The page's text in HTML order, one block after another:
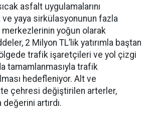
asfalt uygulamalarını
ve yaya sirkülasyonunun fazla
yoğun olarak
2 Milyon TL’lik yatırımla baştan
trafik işaretçileri ve yol çizgi
tamamlanmasıyla trafik
hedefleniyor. Alt ve
çehresi değiştirilen arterler,
değerini artırdı.